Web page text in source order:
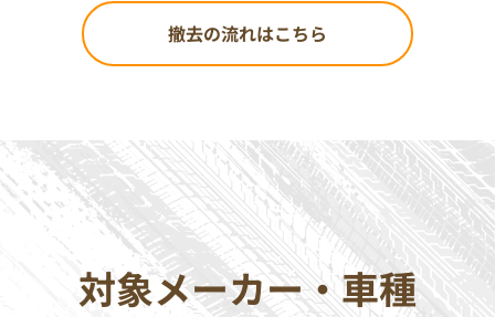
撤去の流れはこちら
対象メーカー・車種